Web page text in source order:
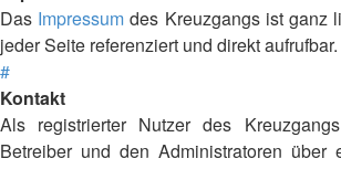
Das Impressum des Kreuzgangs ist ganz
jeder Seite referenziert und direkt aufrufbar.
#
Kontakt
Als registrierter Nutzer des
Betreiber und den Administratoren über